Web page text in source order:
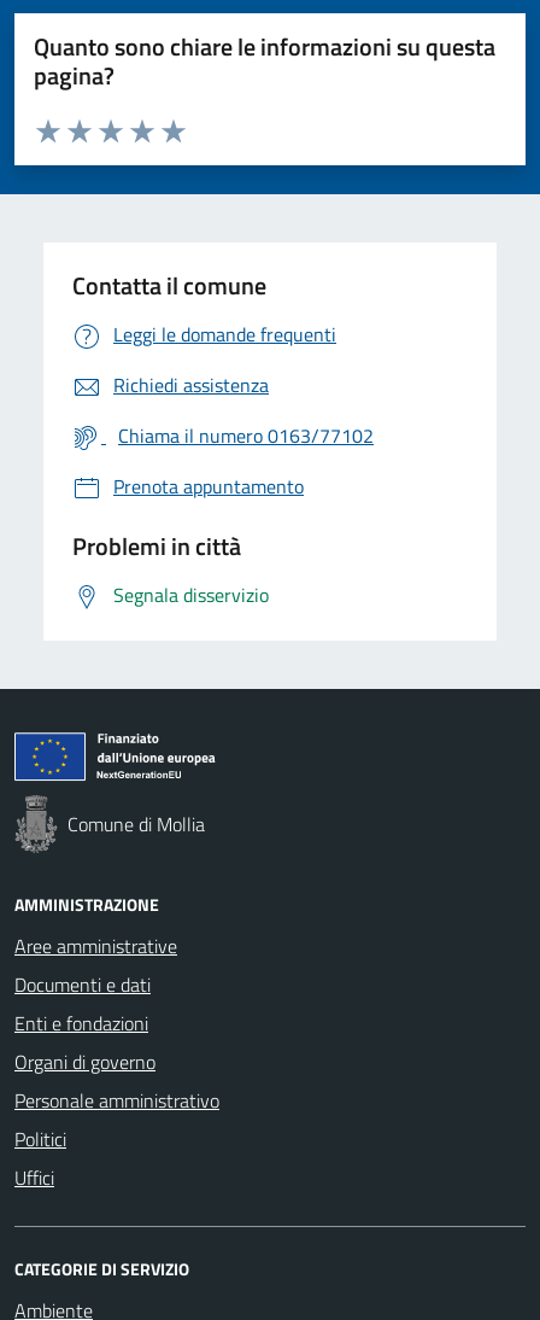
Quanto sono chiare le informazioni su questa
pagina?
Valuta da 1 a 5 stelle la pagina
Valuta 5 stelle su 5
Valuta 4 stelle su 5
Valuta 3 stelle su 5
Valuta 2 stelle su 5
Valuta 1 stelle su 5
Contatta il comune
Leggi le domande frequenti
Richiedi assistenza
Chiama il numero 0163/77102
Prenota appuntamento
Problemi in città
Segnala disservizio
Comune di Mollia
AMMINISTRAZIONE
Aree amministrative
Documenti e dati
Enti e fondazioni
Organi di governo
Personale amministrativo
Politici
Uffici
CATEGORIE DI SERVIZIO
Ambiente